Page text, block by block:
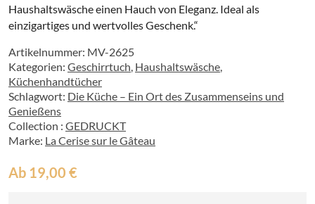
Haushaltswäsche einen Hauch von Eleganz. Ideal als
einzigartiges und wertvolles Geschenk.“
Artikelnummer: MV-2625
Kategorien: Geschirrtuch, Haushaltswäsche,
Küchenhandtücher
Schlagwort: Die Küche – Ein Ort des Zusammenseins und
Genießens
Collection : GEDRUCKT
Marke: La Cerise sur le Gâteau
Ab 19,00 €